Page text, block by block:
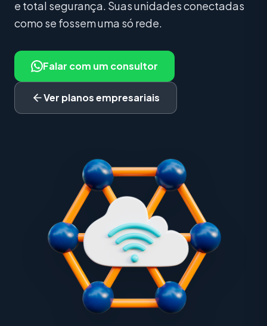
e total segurança. Suas unidades conectadas
como se fossem uma só rede.
Falar com um consultor
Ver planos empresariais